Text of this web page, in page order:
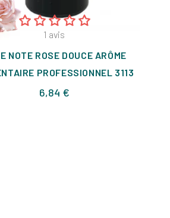
1 avis
NOTE ROSE DOUCE ARÔME
PROFESSIONNEL 3113
6,84 €Prix